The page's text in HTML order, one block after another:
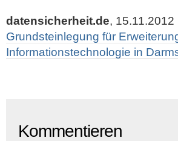
datensicherheit.de, 15.11.2012
Grundsteinlegung für
Informationstechnologie in
Kommentieren